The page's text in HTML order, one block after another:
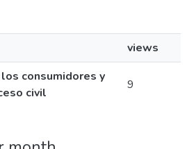
views
consumidores y
civil
9